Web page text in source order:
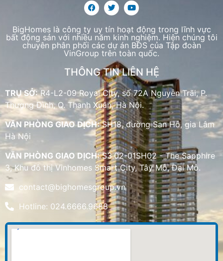
BigHomes là công ty uy tín hoạt động trong lĩnh vực
bất động sản với nhiều năm kinh nghiệm. Hiện chúng tôi
chuyên phân phối các dự án BĐS của Tập đoàn
VinGroup trên toàn quốc.
THÔNG TIN LIÊN HỆ
TRỤ SỞ:R4-L2-09 Royal City, số 72A Nguyễn Trãi, P.
Thượng Đình, Q. Thanh Xuân, Hà Nội.
VĂN PHÒNG GIAO DỊCH:SH18, đường San Hô, gia Lâm
Hà Nội
VĂN PHÒNG GIAO DỊCH:S3.02-01SH02 - The Sapphire
3, Khu đô thị Vinhomes Smart City, Tây Mỗ, Đại Mỗ.
contact@bighomesgroup.vn
Hotline: 024.6666.9688